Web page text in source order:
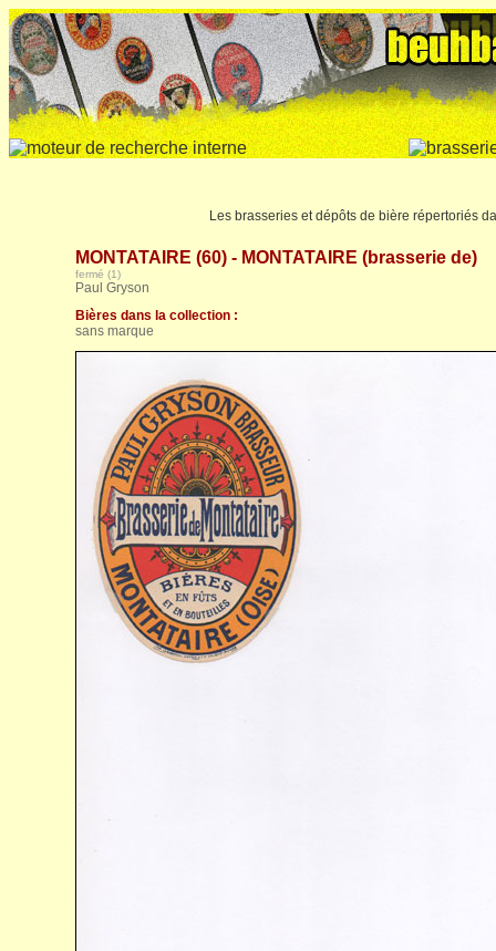
Les brasseries et dépôts de bière répertoriés
MONTATAIRE (60) - MONTATAIRE (brasserie de)
fermé (1)
Paul Gryson
Bières dans la collection :
sans marque